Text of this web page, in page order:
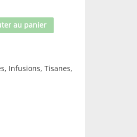
au panier
Infusions, Tisanes,